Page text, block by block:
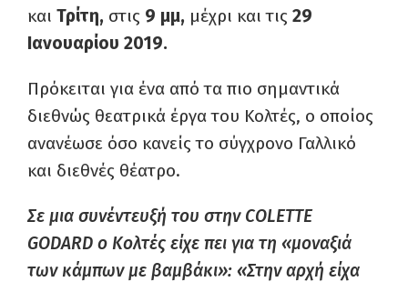
και Τρίτη, στις 9 μμ, μέχρι και τις 29
Ιανουαρίου 2019.
Πρόκειται για ένα από τα πιο σημαντικά
διεθνώς θεατρικά έργα του Κολτές, o οποίος
ανανέωσε όσο κανείς το σύγχρονο Γαλλικό
και διεθνές θέατρο.
Σε μια συνέντευξή του στην COLETTE
GODARD ο Κολτές είχε πει για τη «μοναξιά
των κάμπων με βαμβάκι»: «Στην αρχή είχα